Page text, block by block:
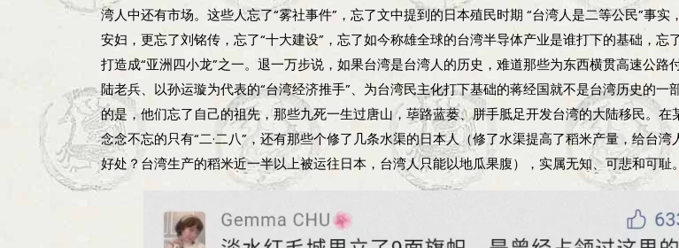
湾人中还有市场。这些人忘了“雾社事件”，忘了文中提到的日本殖民时期 “台湾人是二等公民”事实
安妇，更忘了刘铭传，忘了“十大建设”，忘了如今称雄全球的台湾半导体产业是谁打下的基础，忘
打造成“亚洲四小龙”之一。退一万步说，如果台湾是台湾人的历史，难道那些为东西横贯高速公路
陆老兵、以孙运璇为代表的“台湾经济推手”、为台湾民主化打下基础的蒋经国就不是台湾历史的一
的是，他们忘了自己的祖先，那些九死一生过唐山，荜路蓝蒌、胼手胝足开发台湾的大陆移民。在
念念不忘的只有“二·二八”，还有那些个修了几条水渠的日本人（修了水渠提高了稻米产量，给台湾
好处？台湾生产的稻米近一半以上被运往日本，台湾人只能以地瓜果腹），实属无知、可悲和可耻。